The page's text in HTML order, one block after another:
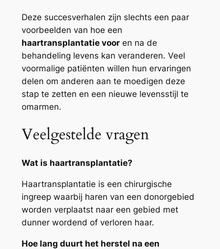
Deze succesverhalen zijn slechts een paar
voorbeelden van hoe een
haartransplantatie vooren na de
behandeling levens kan veranderen. Veel
voormalige patiënten willen hun ervaringen
delen om anderen aan te moedigen deze
stap te zetten en een nieuwe levensstijl te
omarmen.
Veelgestelde vragen
Wat is haartransplantatie?
Haartransplantatie is een chirurgische
ingreep waarbij haren van een donorgebied
worden verplaatst naar een gebied met
dunner wordend of verloren haar.
Hoe lang duurt het herstel na een